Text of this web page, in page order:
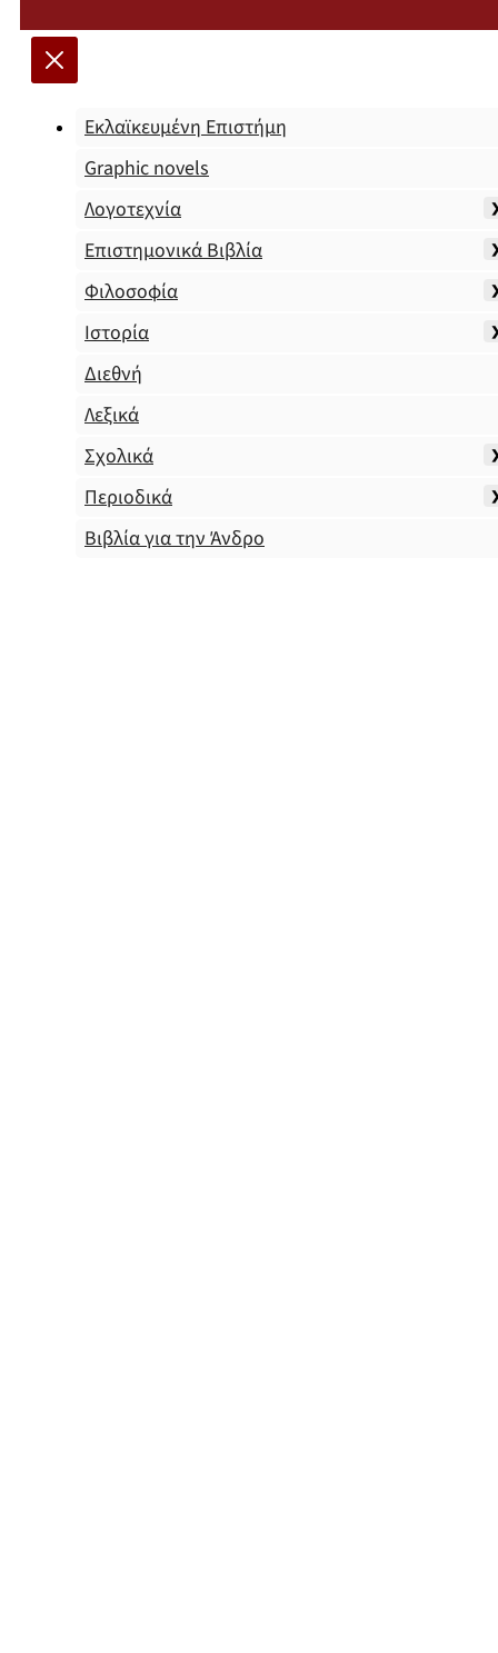
Εκλαϊκευμένη Επιστήμη
Graphic novels
Λογοτεχνία
Επιστημονικά Βιβλία
Φιλοσοφία
Ιστορία
Διεθνή
Λεξικά
Σχολικά
Περιοδικά
Βιβλία για την Άνδρο